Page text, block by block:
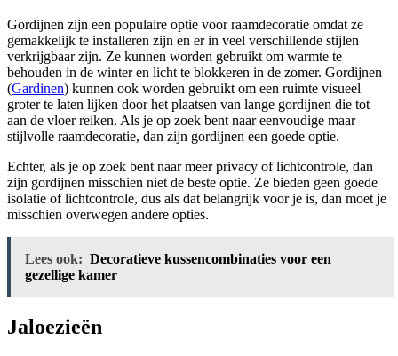
Gordijnen zijn een populaire optie voor raamdecoratie omdat ze
gemakkelijk te installeren zijn en er in veel verschillende stijlen
verkrijgbaar zijn. Ze kunnen worden gebruikt om warmte te
behouden in de winter en licht te blokkeren in de zomer. Gordijnen
(Gardinen) kunnen ook worden gebruikt om een ruimte visueel
groter te laten lijken door het plaatsen van lange gordijnen die tot
aan de vloer reiken. Als je op zoek bent naar eenvoudige maar
stijlvolle raamdecoratie, dan zijn gordijnen een goede optie.
Echter, als je op zoek bent naar meer privacy of lichtcontrole, dan
zijn gordijnen misschien niet de beste optie. Ze bieden geen goede
isolatie of lichtcontrole, dus als dat belangrijk voor je is, dan moet je
misschien overwegen andere opties.
Lees ook: Decoratieve kussencombinaties voor een
gezellige kamer
Jaloezieën